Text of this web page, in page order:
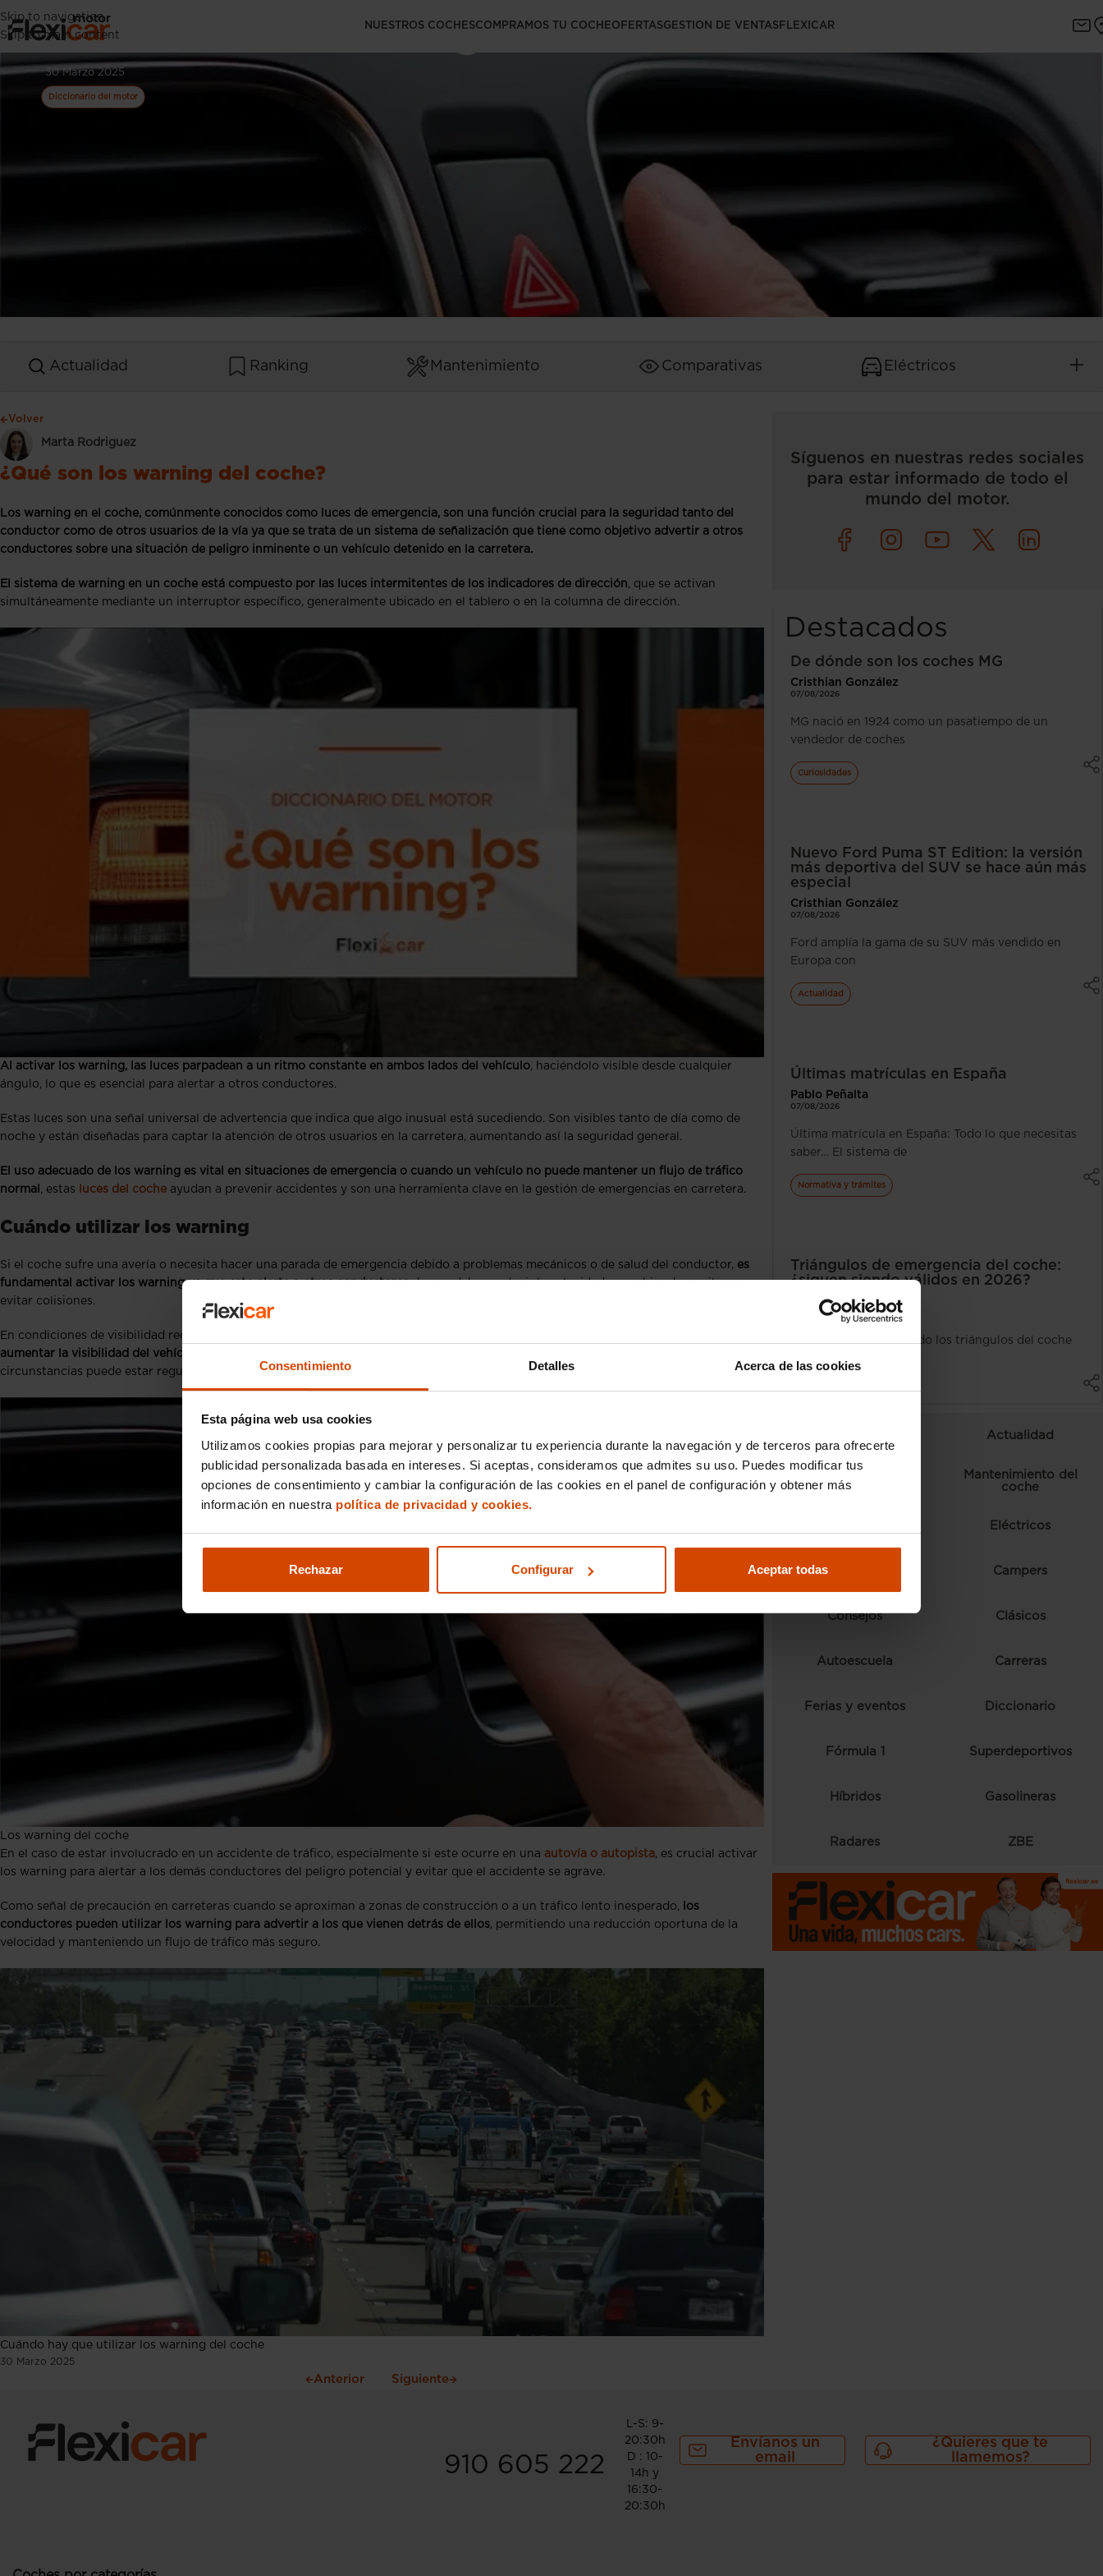
Consentimiento Detalles Acerca de las cookies
Esta página web usa cookies
Utilizamos cookies propias para mejorar y personalizar tu experiencia durante la navegación y de terceros para ofrecerte
publicidad personalizada basada en intereses. Si aceptas, consideramos que admites su uso. Puedes modificar tus
opciones de consentimiento y cambiar la configuración de las cookies en el panel de configuración y obtener más
información en nuestra política de privacidad y cookies.
Rechazar Configurar Aceptar todas
Skip to navigation
Skip to main content
NUESTROS COCHESCOMPRAMOS TU COCHEOFERTASGESTION DE VENTASFLEXICAR
¿Qué son los warning?
30 Marzo 2025
Diccionario del motor
Actualidad Ranking Mantenimiento Comparativas Eléctricos
Volver
Marta Rodriguez
¿Qué son los warning del coche?
Los warning en el coche, comúnmente conocidos como luces de emergencia, son una función crucial para la seguridad tanto del
conductor como de otros usuarios de la vía ya que se trata de un sistema de señalización que tiene como objetivo advertir a otros
conductores sobre una situación de peligro inminente o un vehículo detenido en la carretera.
El sistema de warning en un coche está compuesto por las luces intermitentes de los indicadores de dirección, que se activan
simultáneamente mediante un interruptor específico, generalmente ubicado en el tablero o en la columna de dirección.
Al activar los warning, las luces parpadean a un ritmo constante en ambos lados del vehículo, haciéndolo visible desde cualquier
ángulo, lo que es esencial para alertar a otros conductores.
Estas luces son una señal universal de advertencia que indica que algo inusual está sucediendo. Son visibles tanto de día como de
noche y están diseñadas para captar la atención de otros usuarios en la carretera, aumentando así la seguridad general.
El uso adecuado de los warning es vital en situaciones de emergencia o cuando un vehículo no puede mantener un flujo de tráfico
normal , estas luces del coche ayudan a prevenir accidentes y son una herramienta clave en la gestión de emergencias en carretera.
Cuándo utilizar los warning
Si el coche sufre una avería o necesita hacer una parada de emergencia debido a problemas mecánicos o de salud del conductor, es
fundamental activar los warning ya que esto alerta a otros conductoresde que deben reducir la velocidad o cambiar de carril para
evitar colisiones.
En condiciones de visibilidad reducida como neblina, lluvia intensa o tormentas de nieve,
aumentar la visibilidad del vehículo
circunstancias puede estar regulado por la ley.
Los warning del coche
En el caso de estar involucrado en un accidente de tráfico, especialmente si este ocurre en una autovía o autopista, es crucial activar
los warning para alertar a los demás conductores del peligro potencial y evitar que el accidente se agrave.
Como señal de precaución en carreteras cuando se aproximan a zonas de construcción o a un tráfico lento inesperado,
los
conductores pueden utilizar los warning para advertir a los que vienen detrás de ellos, permitiendo una reducción oportuna de la
velocidad y manteniendo un flujo de tráfico más seguro.
Cuándo hay que utilizar los warning del coche
30 Marzo 2025
Anterior Siguiente
Síguenos en nuestras redes sociales
para estar informado de todo el
mundo del motor.
Destacados
De dónde son los coches MG
Cristhian González
07/08/2026
MG nació en 1924 como un pasatiempo de un
vendedor de coches
Curiosidades
Nuevo Ford Puma ST Edition: la versión
más deportiva del SUV se hace aún más
especial
Cristhian González
07/08/2026
Ford amplía la gama de su SUV más vendido en
Europa con
Actualidad
Últimas matrículas en España
Pablo Peñalta
07/08/2026
Última matrícula en España: Todo lo que necesitas
saber… El sistema de
Normativa y trámites
Triángulos de emergencia del coche:
¿siguen siendo válidos en 2026?
Pablo Peñalta
06/08/2026
Si llevas años guardando los triángulos del coche
en el maletero «por
Autoescuela
Actualidad
Ranking
Mantenimiento del
coche
Eléctricos
Comparativas Campers
Consejos Clásicos
Autoescuela Carreras
Ferias y eventos Diccionario
Fórmula 1 Superdeportivos
Híbridos Gasolineras
Radares ZBE
910 605 222
L-S: 9-
20:30h
D : 10-
14h y
16:30-
20:30h
Envíanos un
email
¿Quieres que te
llamemos?